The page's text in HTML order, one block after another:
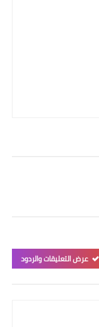
عرض التعليقات والردود